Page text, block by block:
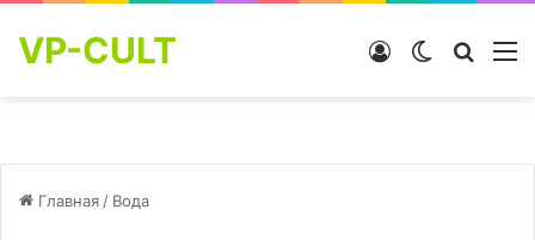
VP-CULT Switch skin
Войти
Главная / Вода